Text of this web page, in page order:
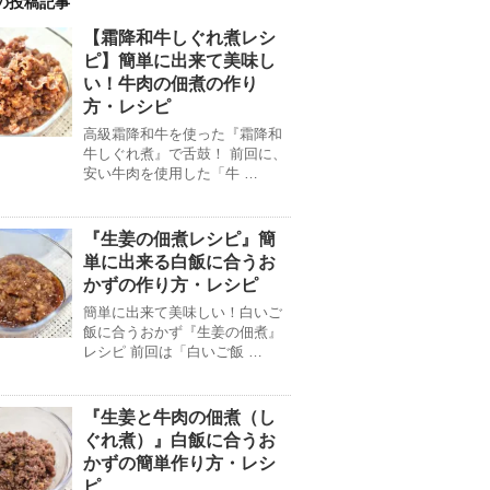
【霜降和牛しぐれ煮レシ
ピ】簡単に出来て美味し
い！牛肉の佃煮の作り
方・レシピ
高級霜降和牛を使った『霜降和
牛しぐれ煮』で舌鼓！ 前回に、
安い牛肉を使用した「牛 …
『生姜の佃煮レシピ』簡
単に出来る白飯に合うお
かずの作り方・レシピ
簡単に出来て美味しい！白いご
飯に合うおかず『生姜の佃煮』
レシピ 前回は「白いご飯 …
『生姜と牛肉の佃煮（し
ぐれ煮）』白飯に合うお
かずの簡単作り方・レシ
ピ